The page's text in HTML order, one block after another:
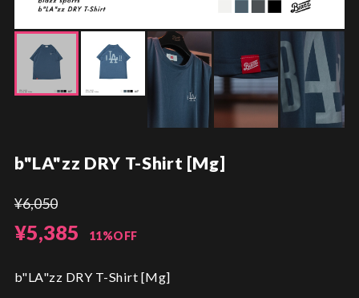
b"LA"zz DRY T-Shirt [Mg]
¥6,050
¥5,385 11%OFF
b"LA"zz DRY T-Shirt [Mg]